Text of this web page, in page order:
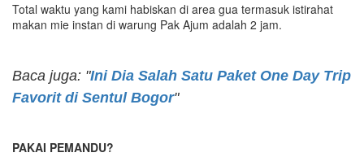
Total waktu yang kami habiskan di area gua termasuk istirahat
makan mie instan di warung Pak Ajum adalah 2 jam.
Baca juga: "Ini Dia Salah Satu Paket One Day Trip
Favorit di Sentul Bogor"
PAKAI PEMANDU?